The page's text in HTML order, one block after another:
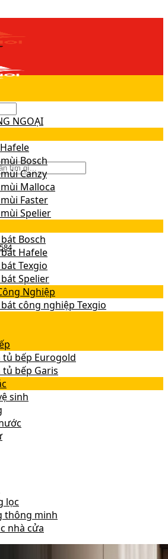
NGOẠI
Bosch
Canzy
Malloca
Faster
Spelier
Bosch
Hafele
Texgio
Spelier
Nghiệp
công nghiệp Texgio
tủ bếp Eurogold
tủ bếp Garis
sinh
lọc
thông minh
nhà cửa